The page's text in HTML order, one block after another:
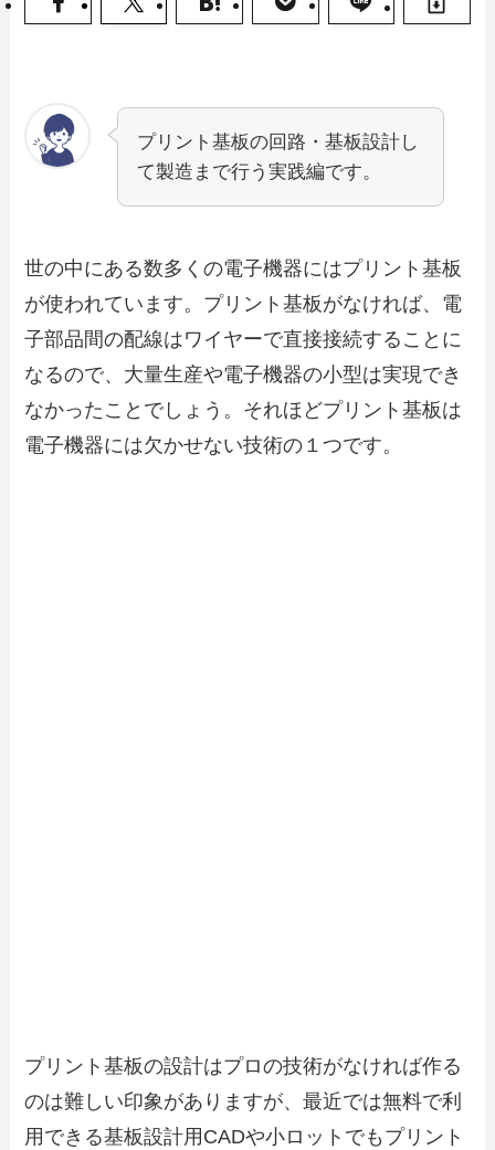
プリント基板の回路・基板設計し
て製造まで行う実践編です。
世の中にある数多くの電子機器にはプリント基板
が使われています。プリント基板がなければ、電
子部品間の配線はワイヤーで直接接続することに
なるので、大量生産や電子機器の小型は実現でき
なかったことでしょう。それほどプリント基板は
電子機器には欠かせない技術の１つです。
プリント基板の設計はプロの技術がなければ作る
のは難しい印象がありますが、最近では無料で利
用できる基板設計用CADや小ロットでもプリント